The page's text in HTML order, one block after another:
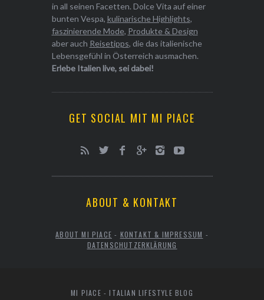
in all seinen Facetten. Dolce Vita auf einer
bunten Vespa, kulinarische Highlights,
faszinierende Mode, Produkte & Design
aber auch Reisetipps, die das italienische
Lebensgefühl in Österreich ausmachen.
Erlebe Italien live, sei dabei!
GET SOCIAL MIT MI PIACE
ABOUT & KONTAKT
ABOUT MI PIACE - KONTAKT & IMPRESSUM -
DATENSCHUTZERKLÄRUNG
MI PIACE - ITALIAN LIFESTYLE BLOG